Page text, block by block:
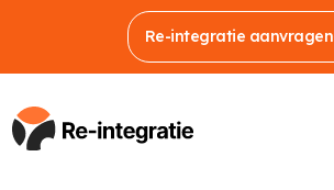
Re-integratie aanvragen